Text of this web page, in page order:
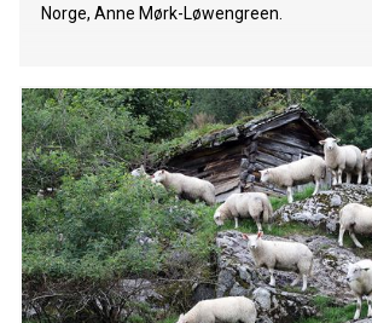
Norge, Anne Mørk-Løwengreen.